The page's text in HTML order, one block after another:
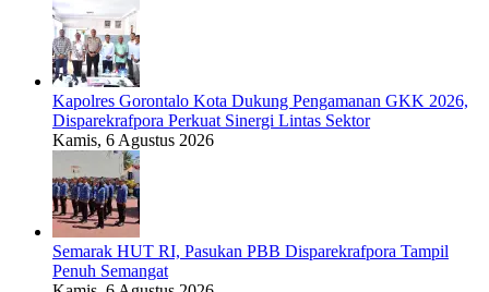
Kapolres Gorontalo Kota Dukung Pengamanan GKK 2026,
Disparekrafpora Perkuat Sinergi Lintas Sektor
Kamis, 6 Agustus 2026
Semarak HUT RI, Pasukan PBB Disparekrafpora Tampil
Penuh Semangat